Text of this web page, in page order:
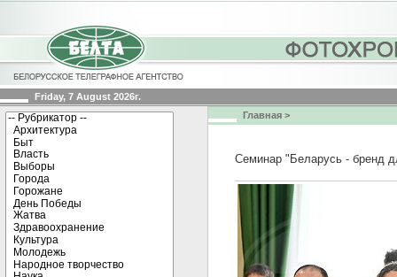
Friday, 7 August 2026г.
Главная >
Семинар "Беларусь - бренд